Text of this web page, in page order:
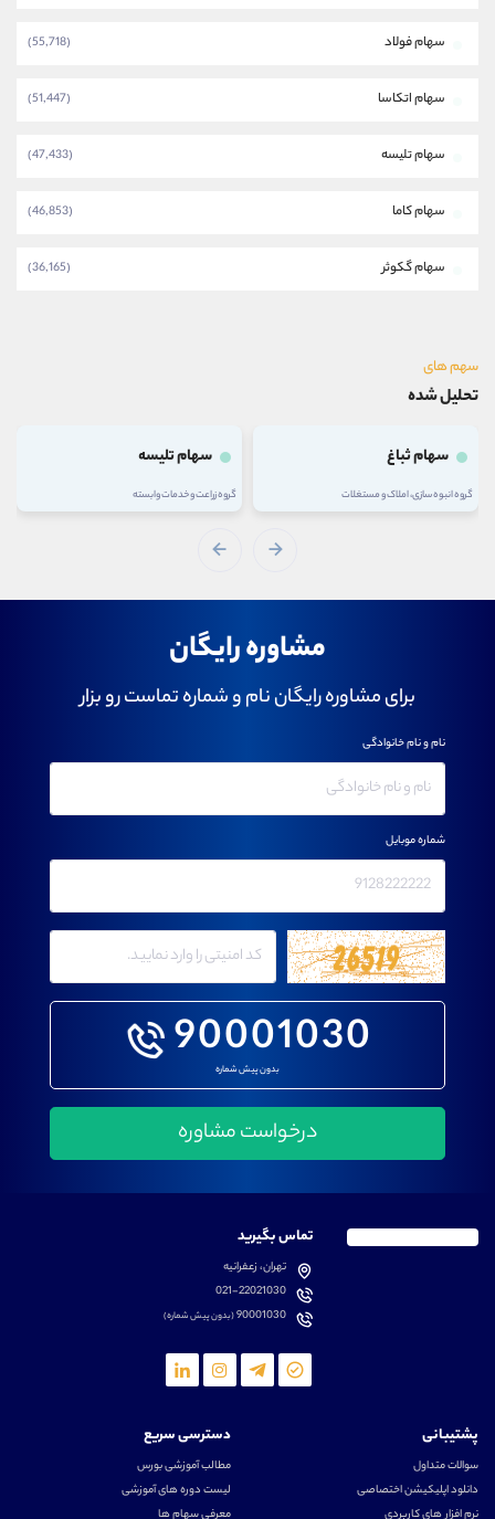
سهام فولاد (55,718)
سهام اتکاسا (51,447)
سهام تلیسه (47,433)
سهام کاما (46,853)
سهام گکوثر (36,165)
سهم های
تحلیل شده
سهام ثباغ
گروه انبوه سازی، املاک و مستغلات
سهام تلیسه
گروه زراعت و خدمات وابسته
مشاوره رایگان
برای مشاوره رایگان نام و شماره تماست رو بزار
90001030
بدون پیش شماره
نام و نام خانوادگی
شماره موبایل
تماس بگیرید
تهران، زعفرانیه
021-22021030
90001030(بدون پیش شماره)
پشتیبانی
سوالات متداول
دانلود اپلیکیشن اختصاصی
دسترسی سریع
مطالب آموزشی بورس
لیست دوره های آموزشی